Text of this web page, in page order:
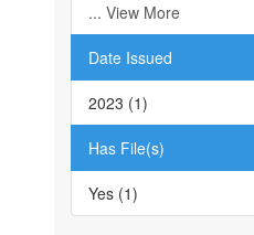
... View More
Date Issued
2023 (1)
Has File(s)
Yes (1)